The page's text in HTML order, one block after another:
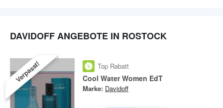
DAVIDOFF ANGEBOTE IN ROSTOCK
Verpasst! Top Rabatt
Cool Water Women EdT
Marke: Davidoff